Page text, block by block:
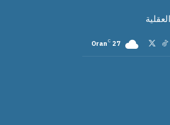
27
C
Oran